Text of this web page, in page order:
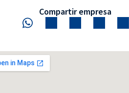
Compartir empresa